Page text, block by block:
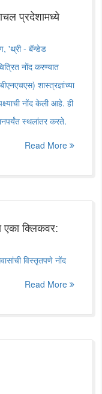
प्रदेशामध्ये
'थ्री - बॅन्डेड
नोंद करण्यात
शास्त्रज्ञांच्या
नोंद केली आहे. ही
स्थलांतर करते.
Read More
एका क्लिकवर:
विस्तृतपणे नोंद
Read More